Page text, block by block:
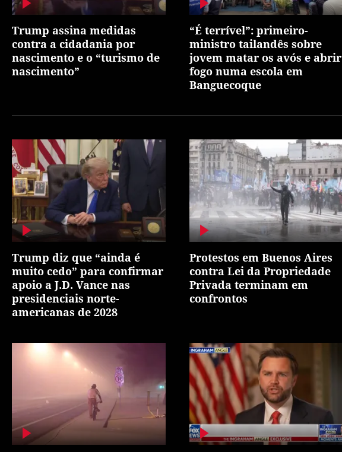
Trump assina medidas
contra a cidadania por
nascimento e o “turismo de
nascimento”
“É terrível”: primeiro-
ministro tailandês sobre
jovem matar os avós e abrir
fogo numa escola em
Banguecoque
Trump diz que “ainda é
muito cedo” para confirmar
apoio a J.D. Vance nas
presidenciais norte-
americanas de 2028
Protestos em Buenos Aires
contra Lei da Propriedade
Privada terminam em
confrontos